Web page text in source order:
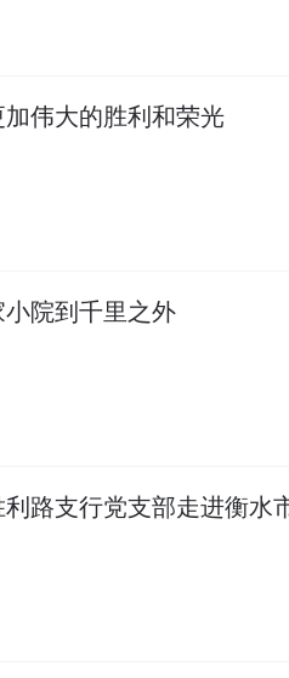
伟大的胜利和荣光
院到千里之外
路支行党支部走进衡水